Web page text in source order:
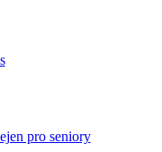
pro seniory